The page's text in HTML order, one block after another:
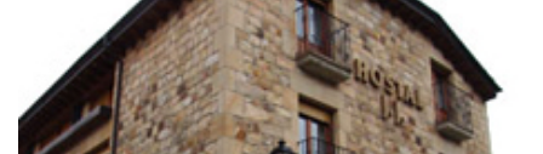
25 de septiembre de 2020